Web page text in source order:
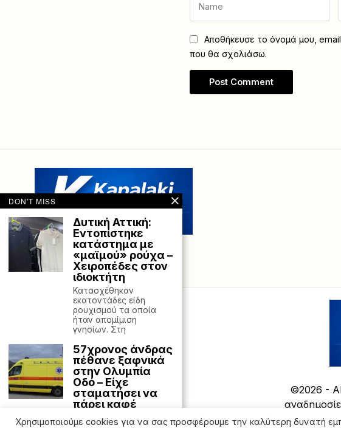
Αποθήκευσε το όνομά μου,
που θα σχολιάσω.
©2026 -
Χρησιμοποιούμε cookies για να σας προσφέρουμε την καλύτερη δυνατή
DON'T MISS
Δυτική Αττική:
Εντοπίστηκε
κατάστημα με
«μαϊμού» ρούχα –
Χειροπέδες στον
ιδιοκτήτη
Κατασχέθηκαν
εκατοντάδες είδη
ρουχισμού τα οποία
ήταν απομίμιση
γνησίων. Στη
57χρονος άνδρας
πέθανε ξαφνικά
στην Ολυμπία
Οδό – Είχε
σταματήσει να
πάρει καφέ
Ένας 57χρονος έφυγε